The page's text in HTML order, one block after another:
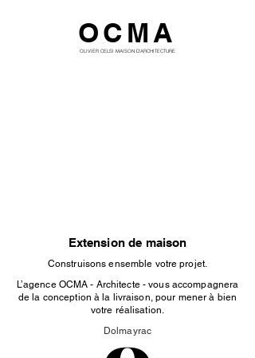
OCMA
OLIVIER CELSI MAISON D'ARCHITECTURE
Extension de maison
Construisons ensemble votre projet.
L’agence OCMA - Architecte - vous accompagnera
de la conception à la livraison, pour mener à bien
votre réalisation.
Dolmayrac